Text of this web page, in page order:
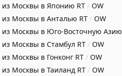
из Москвы в Японию RT / OW
из Москвы в Анталью RT / OW
из Москвы в Юго-Восточную Азию
из Москвы в Стамбул RT / OW
из Москвы в Гонконг RT / OW
из Москвы в Таиланд RT / OW